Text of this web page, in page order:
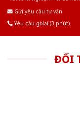
Gửi yêu cầu tư vấn
Yêu cầu gọi lại (3 phút)
ĐỐI